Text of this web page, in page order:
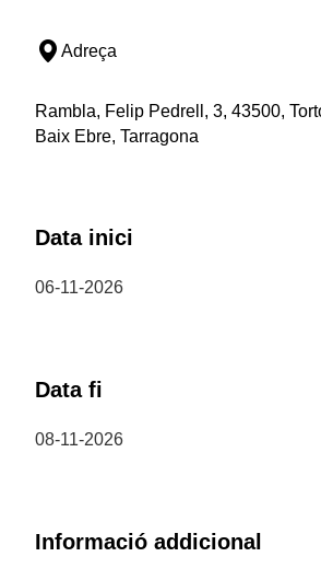
Adreça
Rambla, Felip Pedrell, 3, 43500,
Baix Ebre, Tarragona
Data inici
06-11-2026
Data fi
08-11-2026
Informació addicional